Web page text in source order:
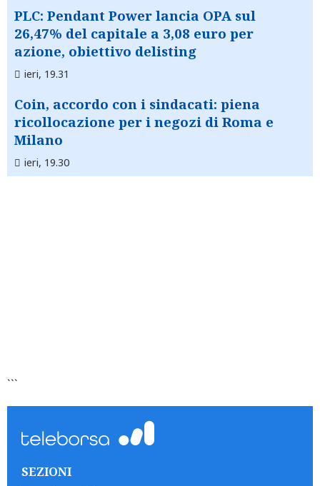
PLC: Pendant Power lancia OPA sul
26,47% del capitale a 3,08 euro per
azione, obiettivo delisting
ieri, 19.31
Coin, accordo con i sindacati: piena
ricollocazione per i negozi di Roma e
Milano
ieri, 19.30
```
SEZIONI